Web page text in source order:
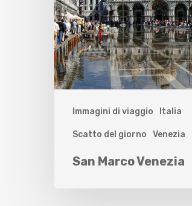
Immagini di viaggio Italia
Scatto del giorno Venezia
San Marco Venezia